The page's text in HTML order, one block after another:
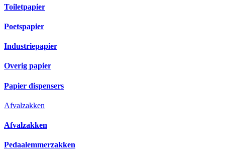
Toiletpapier
Poetspapier
Industriepapier
Overig papier
Papier dispensers
Afvalzakken
Afvalzakken
Pedaalemmerzakken